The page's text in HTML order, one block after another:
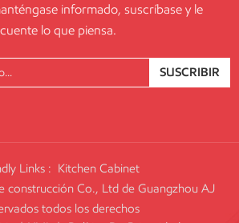
informado, suscríbase y le
lo que piensa.
SUSCRIBIR
Links : Kitchen Cabinet
construcción Co., Ltd de Guangzhou AJ
todos los derechos